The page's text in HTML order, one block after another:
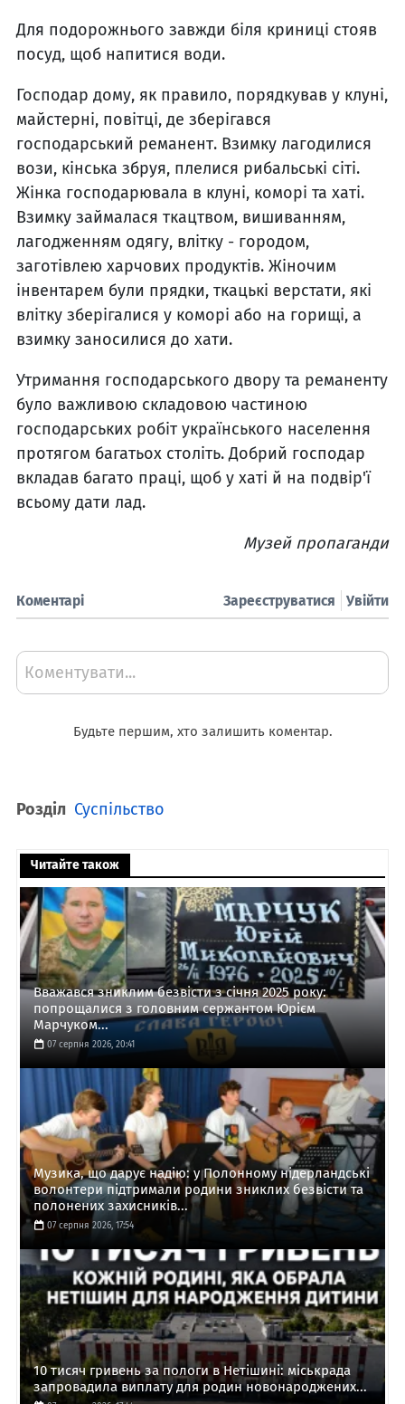
Для подорожнього завжди біля криниці стояв
посуд, щоб напитися води.
Господар дому, як правило, порядкував у клуні,
майстерні, повітці, де зберігався
господарський реманент. Взимку лагодилися
вози, кінська збруя, плелися рибальські сіті.
Жінка господарювала в клуні, коморі та хаті.
Взимку займалася ткацтвом, вишиванням,
лагодженням одягу, влітку - городом,
заготівлею харчових продуктів. Жіночим
інвентарем були прядки, ткацькі верстати, які
влітку зберігалися у коморі або на горищі, а
взимку заносилися до хати.
Утримання господарського двору та реманенту
було важливою складовою частиною
господарських робіт українського населення
протягом багатьох століть. Добрий господар
вкладав багато праці, щоб у хаті й на подвір'ї
всьому дати лад.
Музей пропаганди
Коментарі Увійти
Зареєструватися
Коментувати...
Будьте першим, хто залишить коментар.
Розділ Суспільство
Читайте також
Вважався зниклим безвісти з січня 2025 року:
попрощалися з головним сержантом Юрієм
Марчуком...
07 серпня 2026, 20:41
Музика, що дарує надію: у Полонному нідерландські
волонтери підтримали родини зниклих безвісти та
полонених захисників...
07 серпня 2026, 17:54
10 тисяч гривень за пологи в Нетішині: міськрада
запровадила виплату для родин новонароджених...